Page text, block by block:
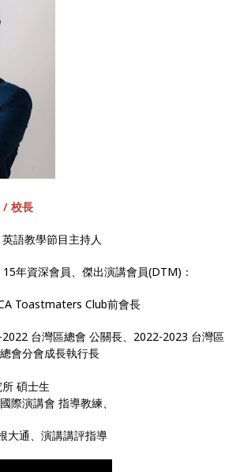
/ 校長
語教學節目主持人
年資深會員、傑出演講會員(DTM)：
Toastmaters Club前會長
台灣區總會 公關長、2022-2023 台灣區
會分會成長執行長
碩士生
際演講會 指導教練、
大通、演講講評指導